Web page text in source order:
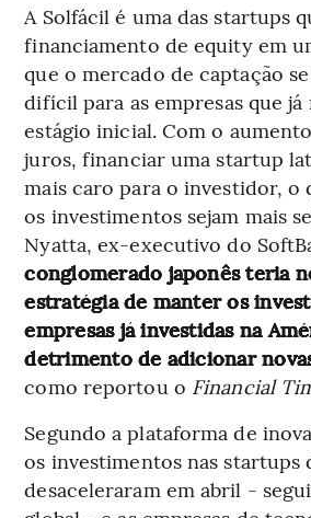
A Solfácil é uma das startups
financiamento de equity em
que o mercado de captação
difícil para as empresas que já
estágio inicial. Com o
juros, financiar uma startup
mais caro para o investidor, o
os investimentos sejam mais
Nyatta, ex-executivo do
conglomerado japonês teria
estratégia de manter os
empresas já investidas na
detrimento de adicionar
como reportou o Financial
Segundo a plataforma de
os investimentos nas startups
desaceleraram em abril -